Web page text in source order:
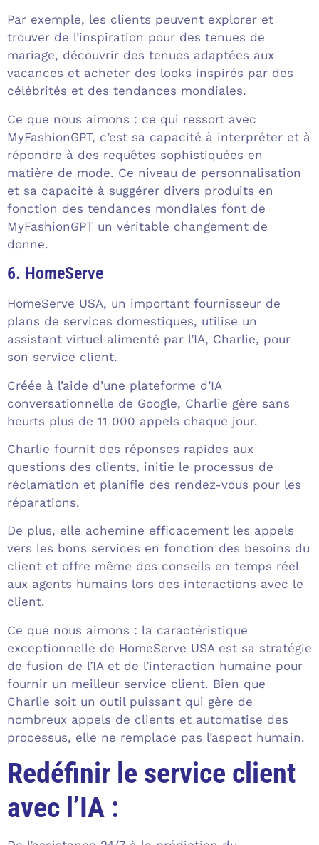
Par exemple, les clients peuvent explorer et
trouver de l’inspiration pour des tenues de
mariage, découvrir des tenues adaptées aux
vacances et acheter des looks inspirés par des
célébrités et des tendances mondiales.
Ce que nous aimons : ce qui ressort avec
MyFashionGPT, c’est sa capacité à interpréter et à
répondre à des requêtes sophistiquées en
matière de mode. Ce niveau de personnalisation
et sa capacité à suggérer divers produits en
fonction des tendances mondiales font de
MyFashionGPT un véritable changement de
donne.
6. HomeServe
HomeServe USA, un important fournisseur de
plans de services domestiques, utilise un
assistant virtuel alimenté par l’IA, Charlie, pour
son service client.
Créée à l’aide d’une plateforme d’IA
conversationnelle de Google, Charlie gère sans
heurts plus de 11 000 appels chaque jour.
Charlie fournit des réponses rapides aux
questions des clients, initie le processus de
réclamation et planifie des rendez-vous pour les
réparations.
De plus, elle achemine efficacement les appels
vers les bons services en fonction des besoins du
client et offre même des conseils en temps réel
aux agents humains lors des interactions avec le
client.
Ce que nous aimons : la caractéristique
exceptionnelle de HomeServe USA est sa stratégie
de fusion de l’IA et de l’interaction humaine pour
fournir un meilleur service client. Bien que
Charlie soit un outil puissant qui gère de
nombreux appels de clients et automatise des
processus, elle ne remplace pas l’aspect humain.
Redéfinir le service client
avec l’IA :